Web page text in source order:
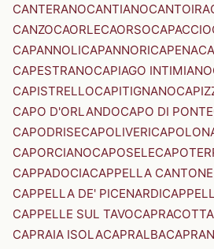
CANTERANOCANTIANOCANTOIRA
CANZOCAORLECAORSOCAPACCIO
CAPANNOLICAPANNORICAPENA
CAPESTRANOCAPIAGO INTIMIANO
CAPISTRELLOCAPITIGNANO
CAPO D'ORLANDOCAPO DI PONTE
CAPODRISECAPOLIVERI
CAPORCIANOCAPOSELE
CAPPADOCIACAPPELLA CANTONE
CAPPELLA DE' PICENARDI
CAPPELLE SUL TAVOCAPRACOTTA
CAPRAIA ISOLACAPRALBA